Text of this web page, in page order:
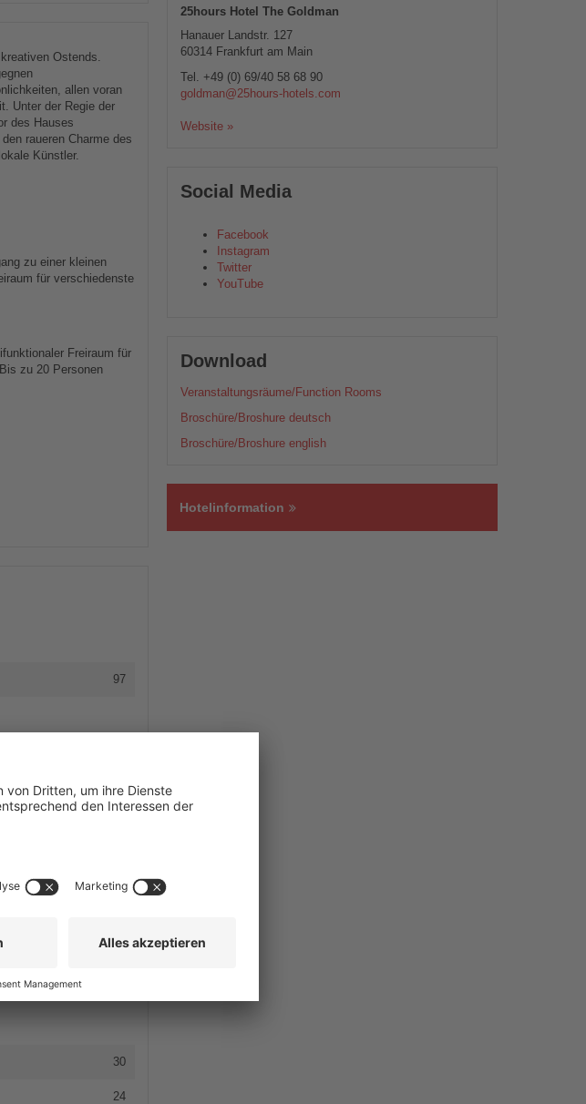
Ostends.
allen voran
Unter der Regie der
des Hauses
raueren Charme des
Künstler.
zu einer kleinen
für verschiedenste
Freiraum für
zu 20 Personen
97
30
24
25hours Hotel The Goldman
Hanauer Landstr. 127
60314 Frankfurt am Main
Tel. +49 (0) 69/40 58 68 90
goldman@25hours-hotels.com
Website »
Social Media
Facebook
Instagram
Twitter
YouTube
Download
Veranstaltungsräume/Function Rooms
Broschüre/Broshure deutsch
Broschüre/Broshure english
Hotelinformation